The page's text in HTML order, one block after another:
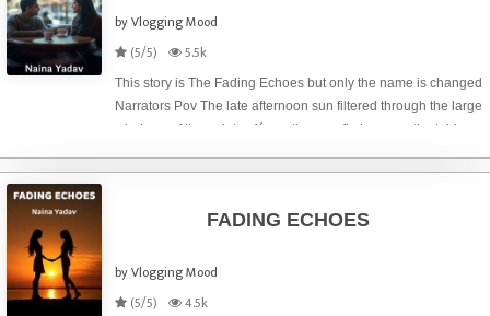
by Vlogging Mood
(5/5)
5.5k
This story is The Fading Echoes but only the name is changed
Narrators Pov The late afternoon sun filtered through the large
windows of the quiet café, casting a soft glow over the table
brushin
FADING ECHOES
by Vlogging Mood
(5/5)
4.5k